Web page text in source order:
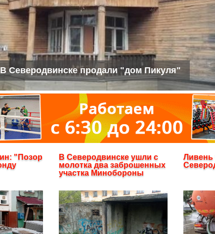
Северодвинске продали "дом Пикуля"
"Позор
В Северодвинске ушли с
молотка два заброшенных
участка Минобороны
Ливень